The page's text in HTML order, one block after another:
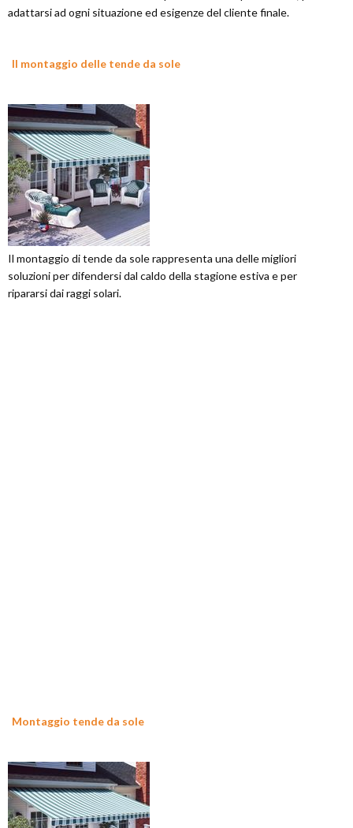
adattarsi ad ogni situazione ed esigenze del cliente finale.
Il montaggio delle tende da sole
Il montaggio di tende da sole rappresenta una delle migliori
soluzioni per difendersi dal caldo della stagione estiva e per
ripararsi dai raggi solari.
Montaggio tende da sole